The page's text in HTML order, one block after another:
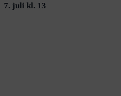
7. juli kl. 13